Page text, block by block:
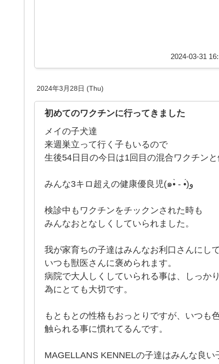
2024-03-31
2024年3月28日 (Thu)
初めてのワクチンに行ってきました
メイの子犬達
来週巣立って行く子もいるので
生後54日目の今日は1回目の混合ワクチン
みんな3キロ超えの健康優良児(๑•̀ - •́)و
検診中もワクチンをチックンされた時も
みんなおとなしくしていられました。
我が家育ちの子達はみんなお利口さんにし
いつも獣医さんに褒められます。
病院で大人しくしていられる事は、しっか
為にとても大切です。
もともとの性格もおっとりですが、いつも
触られる事に慣れてるんです。
MAGELLANS KENNELの子達はみんな良い